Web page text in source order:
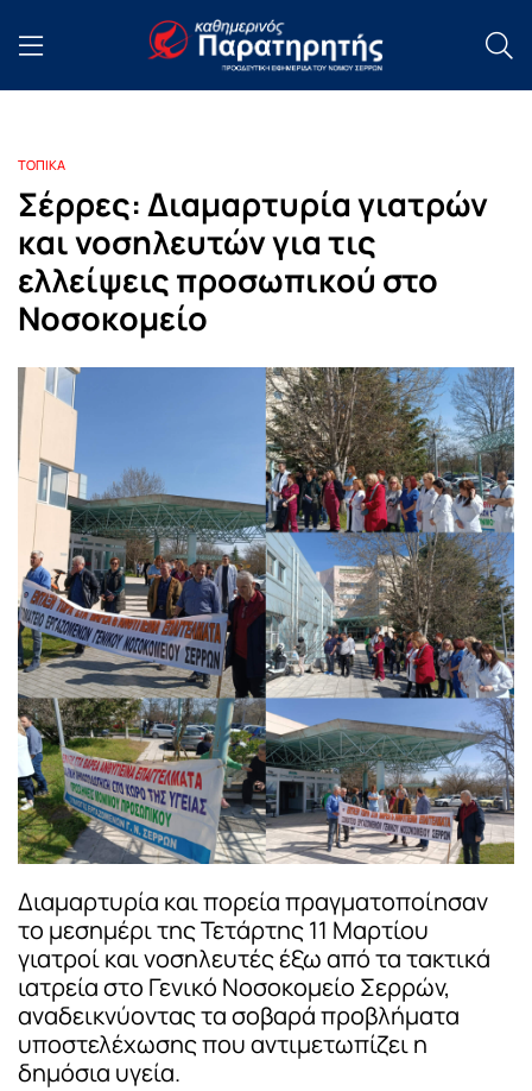
ΤΟΠΙΚΑ
Σέρρες: Διαμαρτυρία γιατρών
και νοσηλευτών για τις
ελλείψεις προσωπικού στο
Νοσοκομείο
Διαμαρτυρία και πορεία πραγματοποίησαν
το μεσημέρι της Τετάρτης 11 Μαρτίου
γιατροί και νοσηλευτές έξω από τα τακτικά
ιατρεία στο Γενικό Νοσοκομείο Σερρών,
αναδεικνύοντας τα σοβαρά προβλήματα
υποστελέχωσης που αντιμετωπίζει η
δημόσια υγεία.